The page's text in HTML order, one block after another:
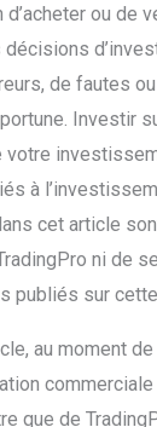
ou
de fautes
Investir
votre
à
cet article
ni de
publiés sur cette
au moment de
que de